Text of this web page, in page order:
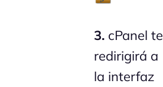
3. cPanel te
redirigirá a
la interfaz